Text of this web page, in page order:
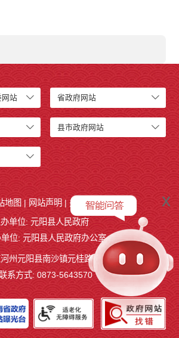
网站 省政府网站
县市政府网站
x
地图 | 网站声明 | 关于我们
单位: 元阳县人民政府
位: 元阳县人民政府办公室
州元阳县南沙镇元桂路12号
系方式: 0873-5643570